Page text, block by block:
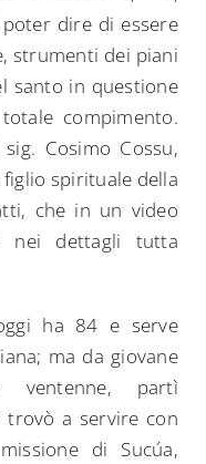
dire di essere
strumenti dei piani
santo in questione
compimento.
Cosimo Cossu,
spirituale della
che in un video
nei dettagli tutta
ha 84 e serve
ma da giovane
ventenne, partì
trovò a servire con
di Sucúa,